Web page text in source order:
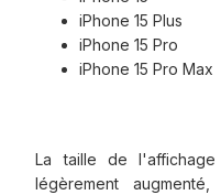
iPhone 15 Plus
iPhone 15 Pro
iPhone 15 Pro Max
La taille de
légèrement